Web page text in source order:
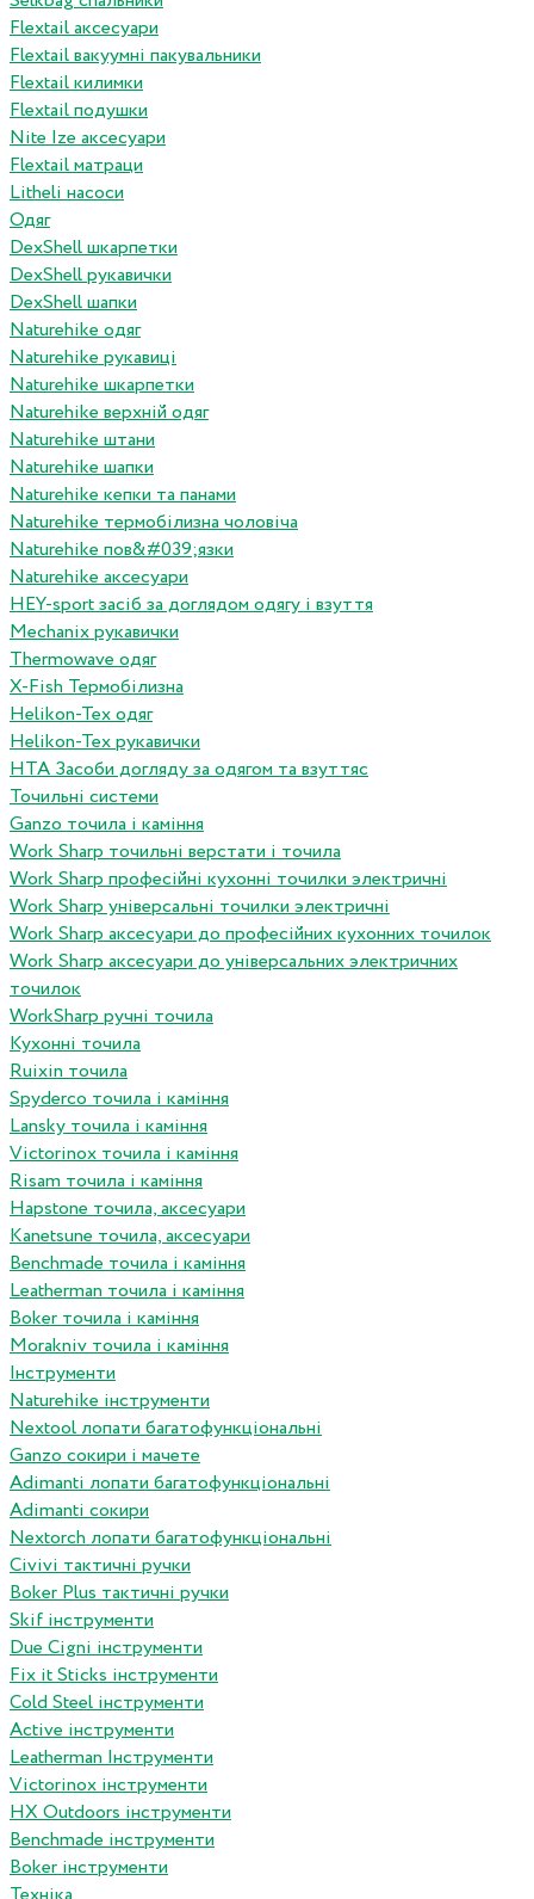
Flextail аксесуари
Flextail вакуумні пакувальники
Flextail килимки
Flextail подушки
Nite Ize аксесуари
Flextail матраци
Litheli насоси
Одяг
DexShell шкарпетки
DexShell рукавички
DexShell шапки
Naturehike одяг
Naturehike рукавиці
Naturehike шкарпетки
Naturehike верхній одяг
Naturehike штани
Naturehike шапки
Naturehike кепки та панами
Naturehike термобілизна чоловіча
Naturehike пов&#039;язки
Naturehike аксесуари
HEY-sport засіб за доглядом одягу і взуття
Mechanix рукавички
Thermowave одяг
X-Fish Термобілизна
Helikon-Tex одяг
Helikon-Tex рукавички
HTA Засоби догляду за одягом та взуттяс
Точильні системи
Ganzo точила і каміння
Work Sharp точильні верстати і точила
Work Sharp професiйнi кухоннi точилки электричнi
Work Sharp унiверсальнi точилки электричнi
Work Sharp аксесуари до професiйних кухонних точилок
Work Sharp аксесуари до унiверсальних электричних
точилок
WorkSharp ручні точила
Кухонні точила
Ruixin точила
Spyderco точила і каміння
Lansky точила і каміння
Victorinox точила і каміння
Risam точила і каміння
Hapstone точила, аксесуари
Kanetsune точила, аксесуари
Benchmade точила і каміння
Leatherman точила і каміння
Boker точила і каміння
Morakniv точила і каміння
Інструменти
Naturehike інструменти
Nextool лопати багатофункціональні
Ganzo сокири і мачете
Adimanti лопати багатофункціональні
Adimanti сокири
Nextorch лопати багатофункціональні
Сivivi тактичні ручки
Boker Plus тактичні ручки
Skif інструменти
Due Cigni інструменти
Fix it Sticks інструменти
Сold Steel інструменти
Active інструменти
Leatherman Інструменти
Victorinox інструменти
HX Outdoors інструменти
Benchmade інструменти
Boker інструменти